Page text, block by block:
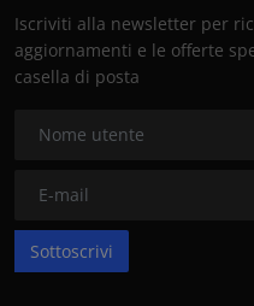
Iscriviti alla newsletter per
aggiornamenti e le offerte
casella di posta
Sottoscrivi